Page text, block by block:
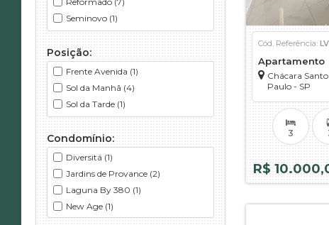
Apartamento
Chácara
Paulo - SP
Cód. Referência:
R$
3
Seminovo (1)
Posição:
Frente Avenida (1)
Sol da Manhã (4)
Sol da Tarde (1)
Condomínio:
Diversitá (1)
Jardins de Provance (2)
Laguna By 380 (1)
New Age (1)